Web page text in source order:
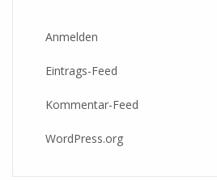
Anmelden
Eintrags-Feed
Kommentar-Feed
WordPress.org